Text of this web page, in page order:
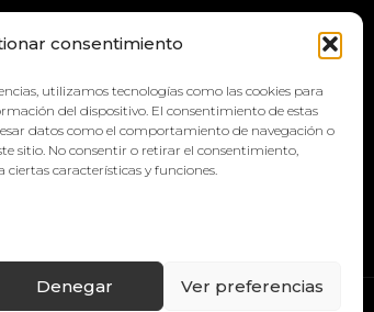
consentimiento
utilizamos tecnologías como las cookies para
del dispositivo. El consentimiento de estas
datos como el comportamiento de navegación o
sitio. No consentir o retirar el consentimiento,
características y funciones.
Denegar Ver preferencias